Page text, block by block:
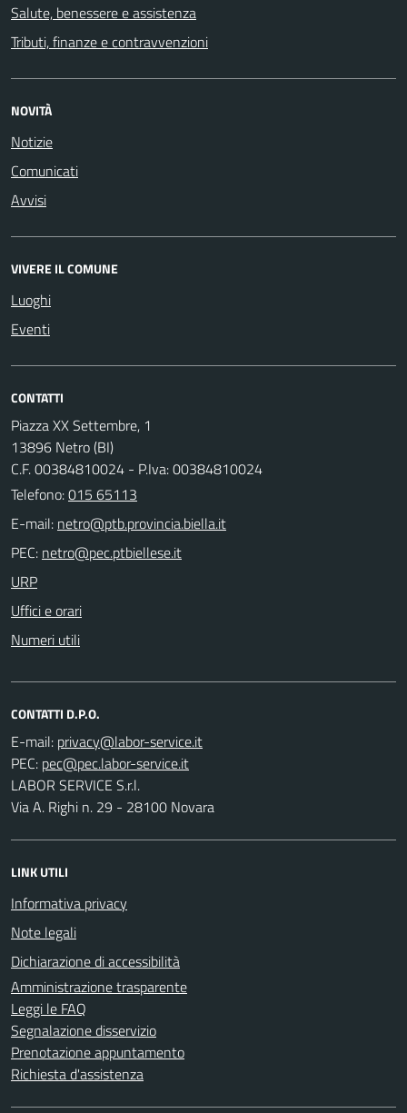
Salute, benessere e assistenza
Tributi, finanze e contravvenzioni
NOVITÀ
Notizie
Comunicati
Avvisi
VIVERE IL COMUNE
Luoghi
Eventi
CONTATTI
Piazza XX Settembre, 1
13896 Netro (BI)
C.F. 00384810024 - P.Iva: 00384810024
Telefono:015 65113
E-mail:
PEC:
URP
Uffici e orari
Numeri utili
CONTATTI D.P.O.
E-mail:
PEC:
LABOR SERVICE S.r.l.
Via A. Righi n. 29 - 28100 Novara
LINK UTILI
Informativa privacy
Note legali
Dichiarazione di accessibilità
Amministrazione trasparente
Leggi le FAQ
Segnalazione disservizio
Prenotazione appuntamento
Richiesta d'assistenza